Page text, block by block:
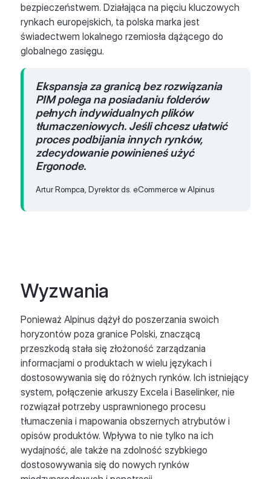
bezpieczeństwem. Działająca na pięciu kluczowych
rynkach europejskich, ta polska marka jest
świadectwem lokalnego rzemiosła dążącego do
globalnego zasięgu.
Ekspansja za granicą bez rozwiązania
PIM polega na posiadaniu folderów
pełnych indywidualnych plików
tłumaczeniowych. Jeśli chcesz ułatwić
proces podbijania innych rynków,
zdecydowanie powinieneś użyć
Ergonode.
Artur Rompca, Dyrektor ds. eCommerce w Alpinus
Wyzwania
Ponieważ Alpinus dążył do poszerzania swoich
horyzontów poza granice Polski, znaczącą
przeszkodą stała się złożoność zarządzania
informacjami o produktach w wielu językach i
dostosowywania się do różnych rynków. Ich istniejący
system, połączenie arkuszy Excela i Baselinker, nie
rozwiązał potrzeby usprawnionego procesu
tłumaczenia i mapowania obszernych atrybutów i
opisów produktów. Wpływa to nie tylko na ich
wydajność, ale także na zdolność szybkiego
dostosowywania się do nowych rynków